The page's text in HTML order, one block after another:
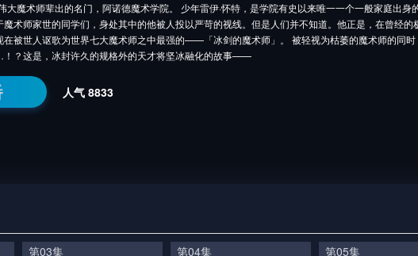
术师辈出的名门，阿诺德魔术学院。 少年雷伊·怀特，是学院有史以来唯一一个一般家庭出身
魔术师家世的同学们，身处其中的他被人投以严苛的视线。但是人们并不知道。他正是，在曾经的
在被世人讴歌为世界七大魔术师之中最强的——「冰剑的魔术师」。 被轻视为枯萎的魔术师的同
？这是，冰封许久的规格外的天才将坚冰融化的故事——
人气 8833
第03集 第04集 第05集